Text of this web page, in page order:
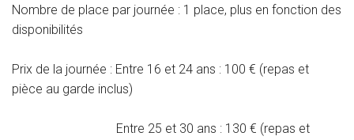
Nombre de place par journée : 1 place, plus en fonction des
disponibilités
Prix de la journée : Entre 16 et 24 ans : 100 € (repas et
pièce au garde inclus)
Entre 25 et 30 ans : 130 € (repas et